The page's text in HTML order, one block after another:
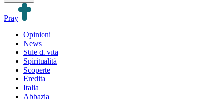
Pray
Opinioni
News
Stile di vita
Spiritualità
Scoperte
Eredità
Italia
Abbazia